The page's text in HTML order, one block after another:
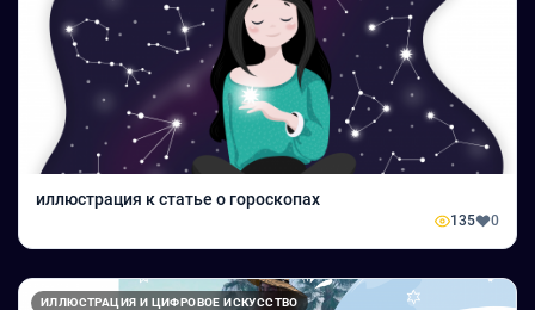
иллюстрация к статье о гороскопах
135 0
ИЛЛЮСТРАЦИЯ И ЦИФРОВОЕ ИСКУССТВО